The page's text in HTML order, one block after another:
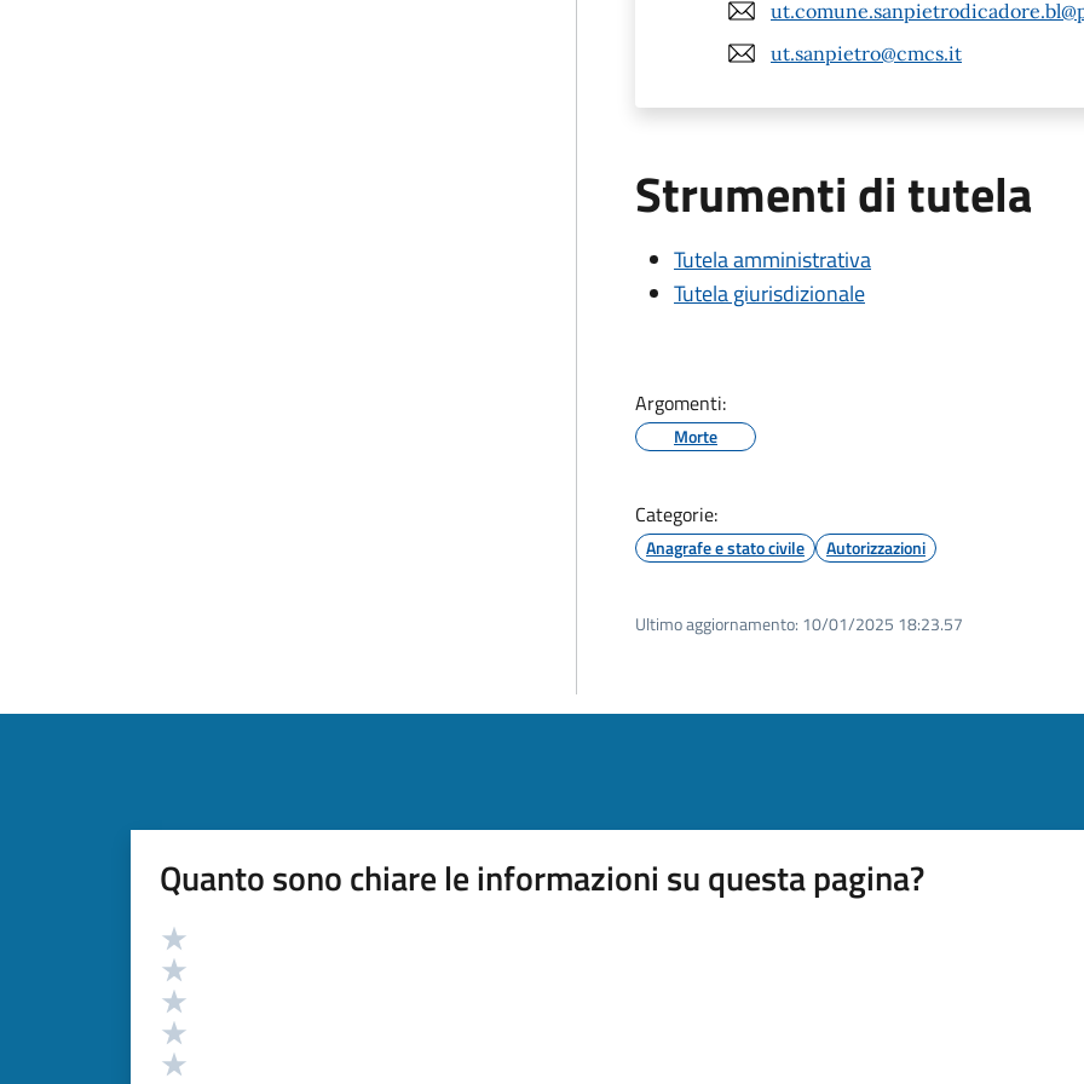
ut.sanpietro@cmcs.it
Strumenti di tutela
Tutela amministrativa
Tutela giurisdizionale
Argomenti:
Morte
Categorie:
Anagrafe e stato civile Autorizzazioni
Ultimo aggiornamento: 10/01/2025 18:23.57
Quanto sono chiare le informazioni su questa pagina?
Valutazione